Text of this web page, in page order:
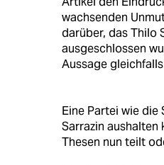
wachsenden
darüber, das Thilo
ausgeschlossen
Aussage
Eine Partei wie die
Sarrazin aushalten
Thesen nun teilt